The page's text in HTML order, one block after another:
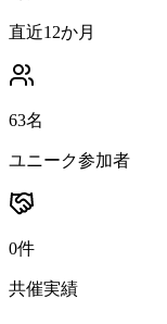
直近12か月
63名
ユニーク参加者
0件
共催実績